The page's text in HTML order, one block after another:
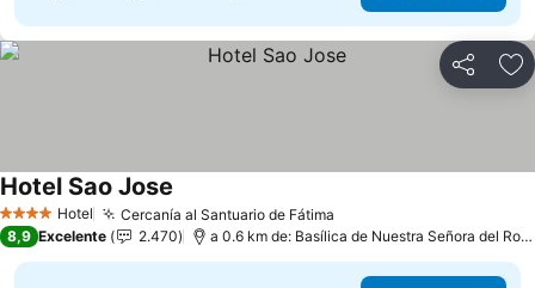
Compartir
4 EstrellasHotel Cercanía al Santuario de Fátima
Hotel Sao Jose
8,9 Excelente 2.470 a 0.6 km de: Basílica de Nuestra Señora del